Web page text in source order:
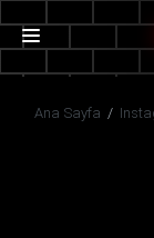
Ana Sayfa /